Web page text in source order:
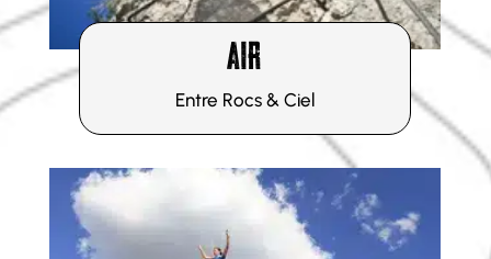
AIR
Entre Rocs & Ciel